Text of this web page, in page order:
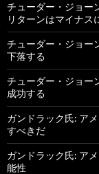
チューダー・ジョー
リターンはマイナス
チューダー・ジョー
下落する
チューダー・ジョー
成功する
ガンドラック氏: ア
すべきだ
ガンドラック氏: ア
能性